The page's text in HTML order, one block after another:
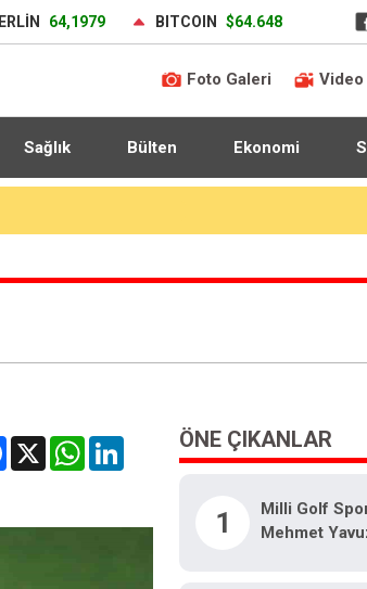
64,1979 BITCOIN $64.648
Foto Galeri Video
Sağlık Bülten Ekonomi
Facebook
X WhatsAppLinkedInÖNE ÇIKANLAR
1
Milli Golf
Mehmet